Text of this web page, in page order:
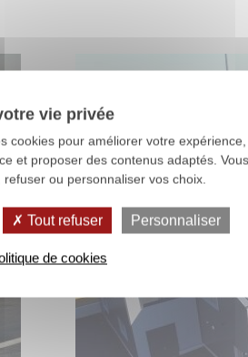
vie privée
cookies pour améliorer votre expérience,
et proposer des contenus adaptés. Vous
refuser ou personnaliser vos choix.
Tout refuser Personnaliser
de cookies